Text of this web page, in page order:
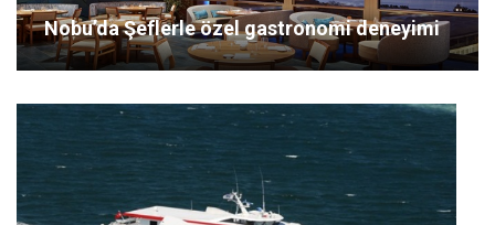
Nobu’da Şeflerle özel gastronomi deneyimi